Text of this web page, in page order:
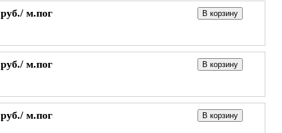
руб./ м.пог В корзину
руб./ м.пог В корзину
руб./ м.пог В корзину